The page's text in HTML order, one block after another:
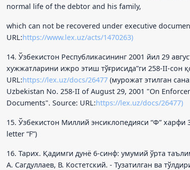
normal life of the debtor and his family,
which can not be recovered under executive
URL:https://www.lex.uz/acts/1470263)
14. Ўзбекистон Республикасининг 2001 йил 29
хужжатларини ижро этиш тўғрисида”ги 258-II-сон
URL:https://lex.uz/docs/26477 (мурожат этилган
Uzbekistan No. 258-II of August 29, 2001 "On
Documents". Source: URL:https://lex.uz/docs/26477)
15. Ўзбекистон Миллий энсиклопедияси “Ф”
letter “F”)
16. Тарих. Қадимги дунё 6-синф: умумий ўрта
А. Сагдуллаев, В. Костетский. - Тузатилган ва